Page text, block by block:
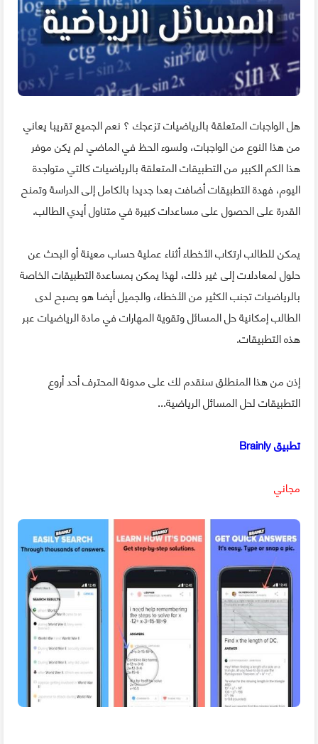
هل الواجبات المتعلقة بالرياضيات تزعجك ؟ نعم الجميع تقريبا يعاني
من هذا النوع من الواجبات، ولسوء الحظ في الماضي لم يكن موفر
هذا الكم الكبير من التطبيقات المتعلقة بالرياضيات كالتي متواجدة
اليوم، فهدة التطبيقات أضافت بعدا جديدا بالكامل إلى الدراسة وتمنح
القدرة على الحصول على مساعدات كبيرة في متناول أيدي الطالب.
يمكن للطالب ارتكاب الأخطاء أثناء عملية حساب معينة أو البحث عن
حلول لمعادلات إلى غير ذلك، لهذا يمكن بمساعدة التطبيقات الخاصة
بالرياضيات تجنب الكثير من الأخطاء، والجميل أيضا هو يصبح لدى
الطالب إمكانية حل المسائل وتقوية المهارات في مادة الرياضيات عبر
هذه التطبيقات.
إذن من هذا المنطلق سنقدم لك على مدونة المحترف أحد أروع
التطبيقات لحل المسائل الرياضية...
تطبيق Brainly
مجاني